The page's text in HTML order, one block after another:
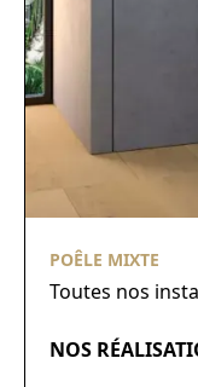
POÊLE MIXTE
Toutes nos
NOS